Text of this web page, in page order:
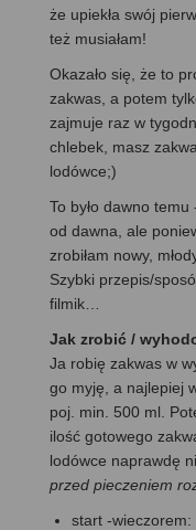
że upiekła swój
też musiałam!
Okazało się, że to
zakwas, a potem
zajmuje raz w
chlebek, masz
lodówce;)
To było dawno
od dawna, ale
zrobiłam nowy,
Szybki przepis/
filmik…
Jak zrobić /
Ja robię zakwas w
go myję, a najlepiej
poj. min. 500 ml.
ilość gotowego
lodówce naprawdę
przed pieczeniem
start -wieczorem: